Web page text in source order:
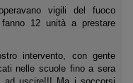
vigili del fuoco
12 unità a prestare
intervento, con gente
nelle scuole fino a sera